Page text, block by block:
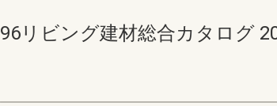
96リビング建材総合カタログ